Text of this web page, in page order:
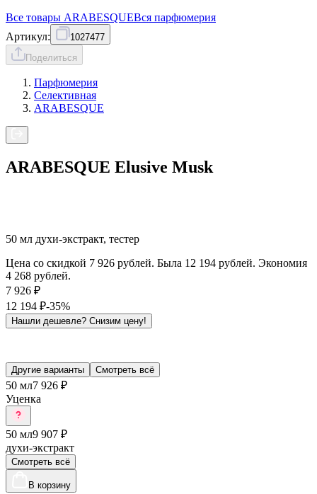
Все товары ARABESQUEВся парфюмерия
Артикул:
1027477
Поделиться
Парфюмерия
Селективная
ARABESQUE
ARABESQUE Elusive Musk
50 мл духи-экстракт, тестер
Цена со скидкой 7 926 рублей. Была 12 194 рублей. Экономия
4 268 рублей.
7 926 ₽
12 194 ₽-35%
Нашли дешевле? Снизим цену!
Другие варианты Смотреть всё
50 мл7 926 ₽
Уценка
50 мл9 907 ₽
духи-экстракт
Смотреть всё
В корзину